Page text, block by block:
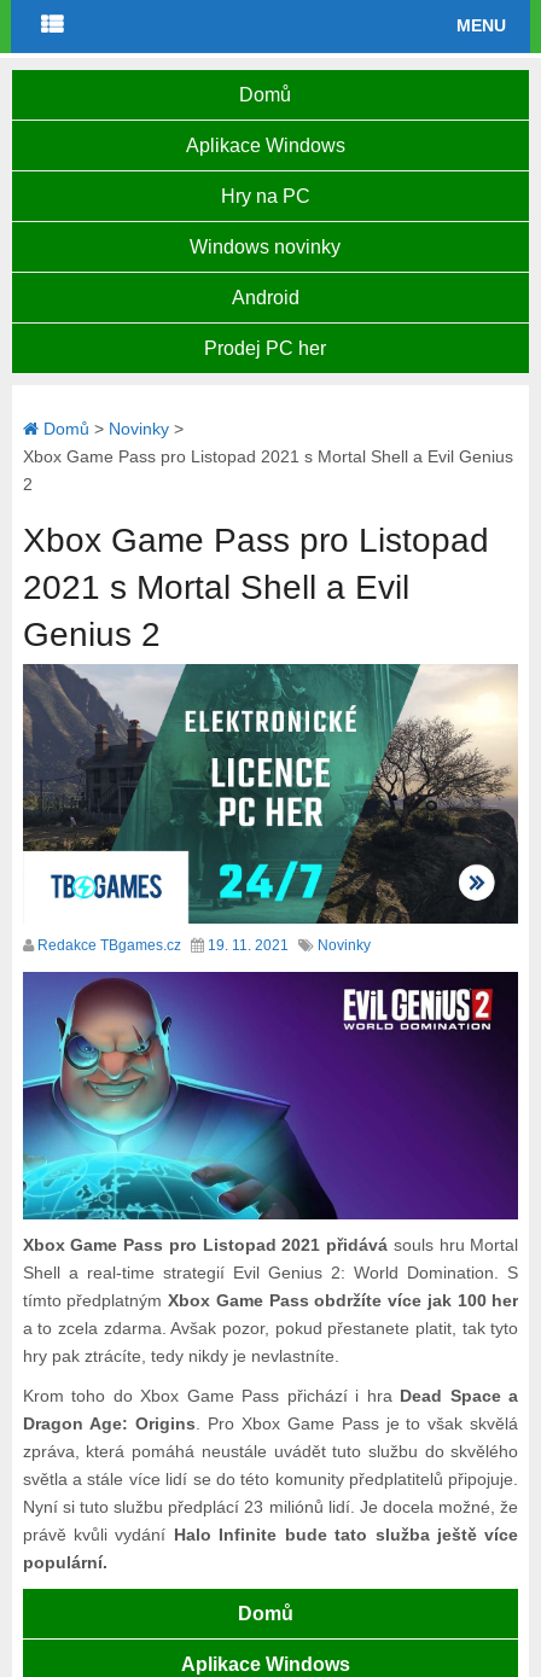
MENU
Domů
Aplikace Windows
Hry na PC
Windows novinky
Android
Prodej PC her
Domů > Novinky>
Xbox Game Pass pro Listopad 2021 s Mortal Shell a Evil Genius
2
Xbox Game Pass pro Listopad
2021 s Mortal Shell a Evil
Genius 2
Redakce TBgames.cz 19. 11. 2021 Novinky
Xbox Game Pass pro Listopad 2021 přidává souls hru Mortal
Shell a real-time strategií Evil Genius 2: World Domination. S
tímto předplatnýmXbox Game Pass obdržíte více jak 100 her
a to zcela zdarma. Avšak pozor, pokud přestanete platit, tak tyto
hry pak ztrácíte, tedy nikdy je nevlastníte.
Krom toho do Xbox Game Pass přichází i hra Dead Space a
Dragon Age: Origins. Pro Xbox Game Pass je to však skvělá
zpráva, která pomáhá neustále uvádět tuto službu do skvělého
světla a stále více lidí se do této komunity předplatitelů připojuje.
Nyní si tuto službu předplácí 23 miliónů lidí. Je docela možné, že
právě kvůli vydání Halo Infinite bude tato služba ještě více
populární.
Domů
Aplikace Windows